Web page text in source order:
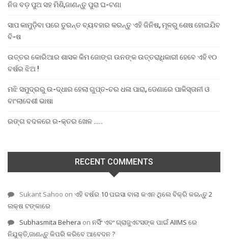
ନିଜ ବଡ଼ ପୁଅ ସହ ମିଶି,ଜାଣନ୍ତୁ ପୁରା ଘ-ଟଣା
ସାପ କାମୁଡ଼ିବା ପରେ ତୁରନ୍ତ ବ୍ୟବହାର କରନ୍ତୁ ଏହି ଜିନିଷ, ମୂଳରୁ ଶେଷ ହୋଇଯିବ
ବି-ଷ
ଉତ୍ତର କୋରିଆର ଶାସକ କିମ ଜୋଙ୍ଗ ଉନଙ୍କ ଉତ୍ତରାଧିକାରୀ ହେବେ ଏହି ୧୦
ବର୍ଷର ଝିଅ !
ମଝି ସମୁଦ୍ରରୁ ଉ-ଦ୍ଧାର ହେଲା ଗୁପ୍ତ-ଚର ଧଳା ପାରା, ଡେଣାରେ ପାକିସ୍ତାନୀ ଓ
ବାଂଲାଦେଶୀ ଭାଷା
ରଙ୍ଗ ବଦଳରେ ର-କ୍ତର ଖେଳ …..
RECENT COMMENTS
Sukant Sahoo on ଏହି ବର୍ଷର 10 ପଇସା ବାଲା କଏନ ଥିଲେ ବିକ୍ରି କରନ୍ତୁ 2
ଲକ୍ଷ ଟଙ୍କାରେ
Subhasmita Behera on ନର୍ସିଂ ଏବଂ ଗ୍ରାଜୁଏଟସଙ୍କ ପାଇଁ AIIMS ରେ
ନିଯୁକ୍ତି,ଜାଣନ୍ତୁ କିପରି କରିବେ ଆବେଦନ ?